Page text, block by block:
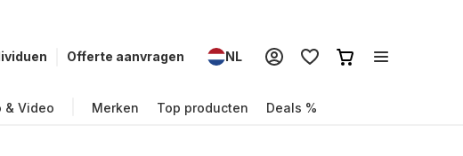
Offerte aanvragen NL
& Video Merken Top producten Deals %